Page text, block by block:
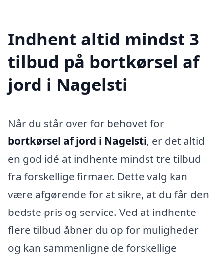
Indhent altid mindst 3
tilbud på bortkørsel af
jord i Nagelsti
Når du står over for behovet for
bortkørsel af jord i Nagelsti, er det altid
en god idé at indhente mindst tre tilbud
fra forskellige firmaer. Dette valg kan
være afgørende for at sikre, at du får den
bedste pris og service. Ved at indhente
flere tilbud åbner du op for muligheder
og kan sammenligne de forskellige